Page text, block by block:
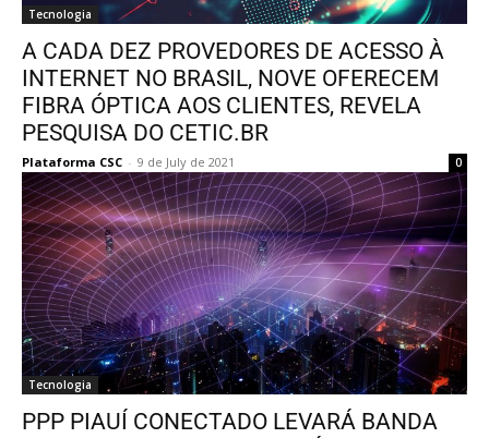
Tecnologia
A CADA DEZ PROVEDORES DE ACESSO À
INTERNET NO BRASIL, NOVE OFERECEM
FIBRA ÓPTICA AOS CLIENTES, REVELA
PESQUISA DO CETIC.BR
Plataforma CSC - 9 de July de 2021 0
Tecnologia
PPP PIAUÍ CONECTADO LEVARÁ BANDA